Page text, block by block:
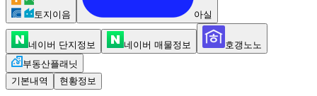
토지이음 아실
네이버 단지정보 네이버 매물정보
호갱노노
부동산플래닛
기본내역
현황정보